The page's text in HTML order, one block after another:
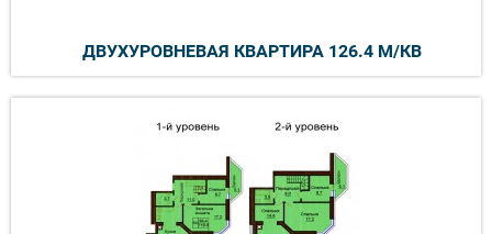
ДВУХУРОВНЕВАЯ КВАРТИРА 126.4 М/КВ